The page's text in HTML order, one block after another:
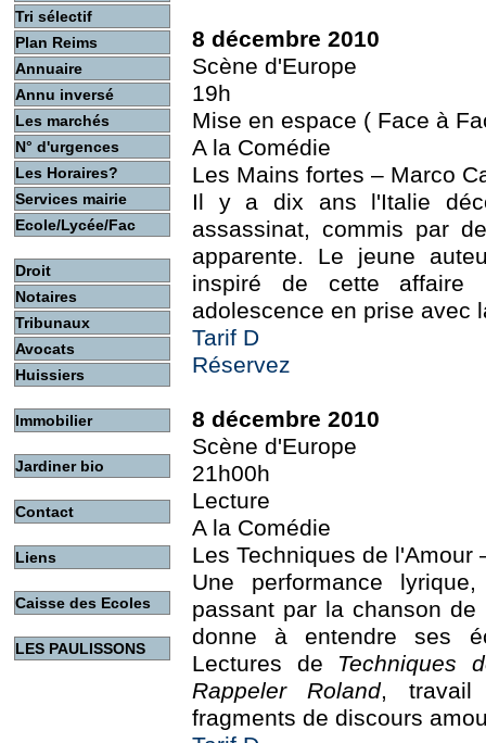
Tri sélectif
Plan Reims
Annuaire
Annu inversé
Les marchés
N° d'urgences
Les Horaires?
Services mairie
Ecole/Lycée/Fac
Droit
Notaires
Tribunaux
Avocats
Huissiers
Immobilier
Jardiner bio
Contact
Liens
Caisse des Ecoles
LES PAULISSONS
8 décembre 2010
Scène d'Europe
19h
Mise en espace ( Face à
A la Comédie
Les Mains fortes – Marco
Il y a dix ans l'Italie
assassinat, commis par
apparente. Le jeune
inspiré de cette affaire
adolescence en prise avec
Tarif D
Réservez
8 décembre 2010
Scène d'Europe
21h00h
Lecture
A la Comédie
Les Techniques de l'Amour
Une performance
passant par la chanson
donne à entendre ses
Lectures de Techniques
Rappeler Roland, travail
fragments de discours